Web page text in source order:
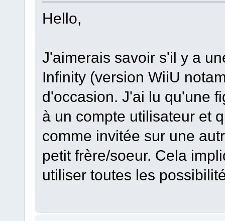
Hello,
J'aimerais savoir s'il y a
Infinity (version WiiU
d'occasion. J'ai lu qu'une
à un compte utilisateur et
comme invitée sur une
petit frère/soeur. Cela
utiliser toutes les